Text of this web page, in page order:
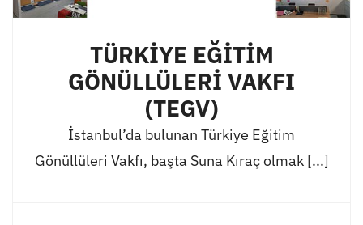
TÜRKİYE EĞİTİM
GÖNÜLLÜLERİ VAKFI
(TEGV)
İstanbul’da bulunan Türkiye Eğitim
Gönüllüleri Vakfı, başta Suna Kıraç olmak [...]